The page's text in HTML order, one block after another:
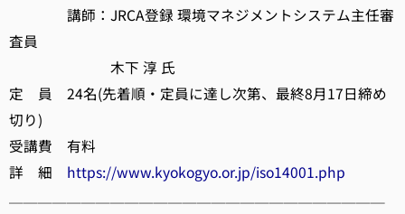
講師：JRCA登録 環境マネジメントシステム主任審
査員
木下 淳 氏
定 員 24名(先着順・定員に達し次第、最終8月17日締め
切り)
受講費 有料
詳 細 https://www.kyokogyo.or.jp/iso14001.php
──────────────────────────